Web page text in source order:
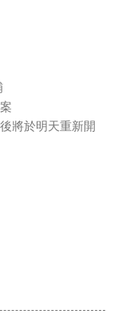
將於明天重新開